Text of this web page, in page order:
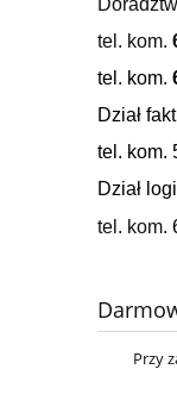
tel. kom.
tel. kom.
Dział
tel. kom.
Dział
tel. kom.
Przy